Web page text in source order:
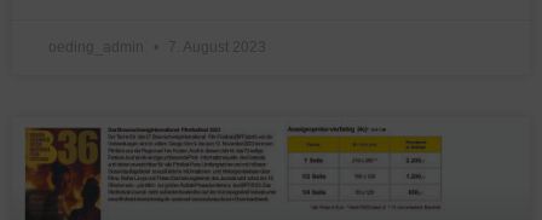
oeding_admin 7. August 2023